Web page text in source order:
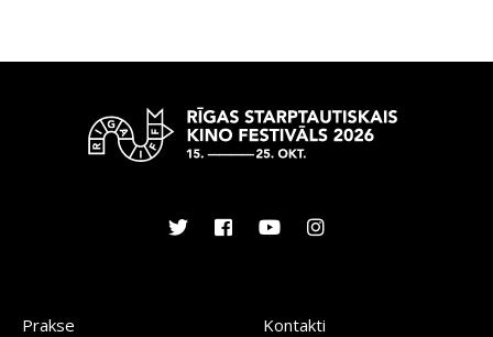
Prakse
Kontakti